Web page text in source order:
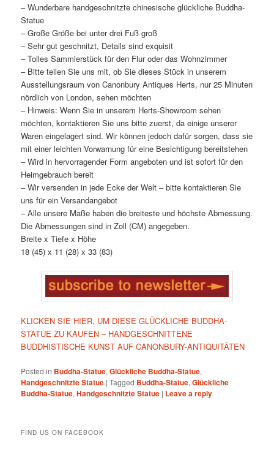
– Wunderbare handgeschnitzte chinesische glückliche Buddha-
Statue
– Große Größe bei unter drei Fuß groß
– Sehr gut geschnitzt, Details sind exquisit
– Tolles Sammlerstück für den Flur oder das Wohnzimmer
– Bitte teilen Sie uns mit, ob Sie dieses Stück in unserem
Ausstellungsraum von Canonbury Antiques Herts, nur 25 Minuten
nördlich von London, sehen möchten
– Hinweis: Wenn Sie in unserem Herts-Showroom sehen
möchten, kontaktieren Sie uns bitte zuerst, da einige unserer
Waren eingelagert sind. Wir können jedoch dafür sorgen, dass sie
mit einer leichten Vorwarnung für eine Besichtigung bereitstehen
– Wird in hervorragender Form angeboten und ist sofort für den
Heimgebrauch bereit
– Wir versenden in jede Ecke der Welt – bitte kontaktieren Sie
uns für ein Versandangebot
– Alle unsere Maße haben die breiteste und höchste Abmessung.
Die Abmessungen sind in Zoll (CM) angegeben.
Breite x Tiefe x Höhe
18 (45) x 11 (28) x 33 (83)
KLICKEN SIE HIER, UM DIESE GLÜCKLICHE BUDDHA-
STATUE ZU KAUFEN – HANDGESCHNITTENE
BUDDHISTISCHE KUNST AUF CANONBURY-ANTIQUITÄTEN
Posted in Buddha-Statue,Glückliche Buddha-Statue,
Handgeschnitzte Statue |Tagged Buddha-Statue,Glückliche
Buddha-Statue,Handgeschnitzte Statue | Leave a reply
FIND US ON FACEBOOK